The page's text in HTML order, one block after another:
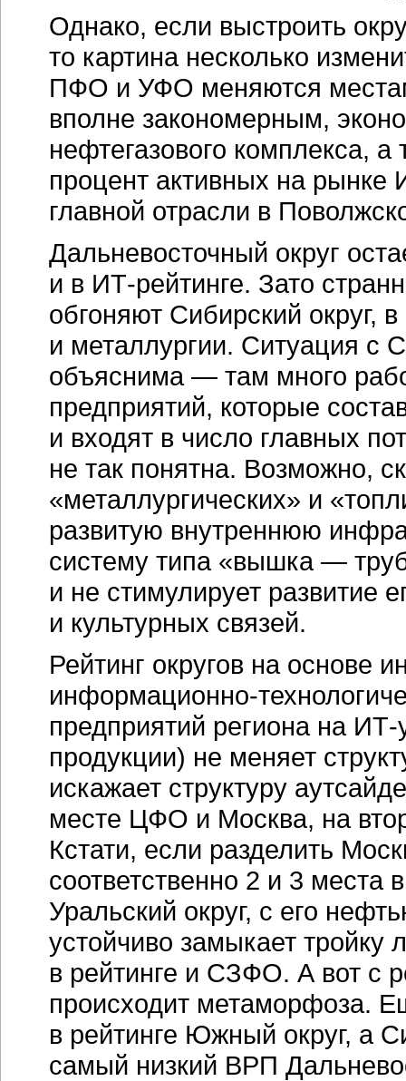
Однако, если выстроить
то картина несколько
ПФО и УФО меняются
вполне закономерным,
нефтегазового комплекса,
процент активных на
главной отрасли в
Дальневосточный округ
и в ИТ-рейтинге. Зато
обгоняют Сибирский округ,
и металлургии. Ситуация
объяснима — там много
предприятий, которые
и входят в число главных
не так понятна. Возможно,
«металлургических» и
развитую внутреннюю
систему типа «вышка —
и не стимулирует развитие
и культурных связей.
Рейтинг округов на основе
информационно-
предприятий региона на ИТ-
продукции) не меняет
искажает структуру
месте ЦФО и Москва, на
Кстати, если разделить
соответственно 2 и 3 места
Уральский округ, с его
устойчиво замыкает тройку
в рейтинге и СЗФО. А вот с
происходит метаморфоза.
в рейтинге Южный округ, а
самый низкий ВРП